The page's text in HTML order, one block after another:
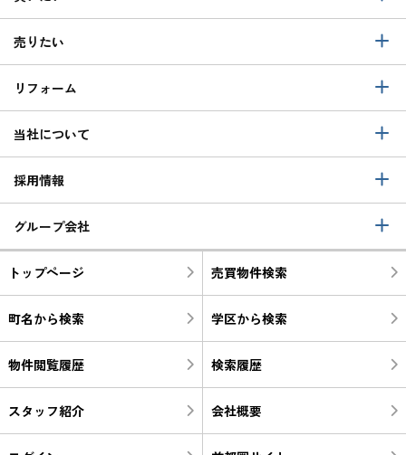
売りたい
リフォーム
当社について
採用情報
グループ会社
トップページ 売買物件検索
町名から検索 学区から検索
物件閲覧履歴 検索履歴
スタッフ紹介 会社概要